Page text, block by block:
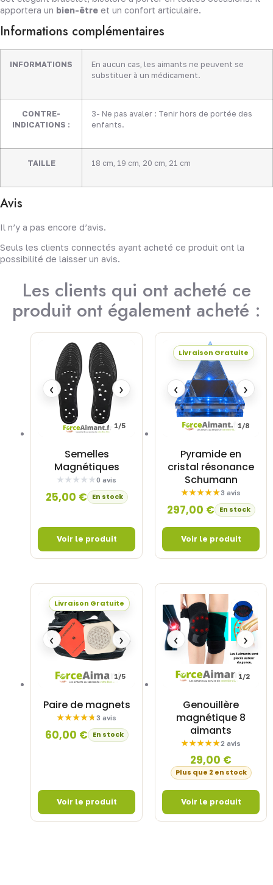
apportera un bien-être et un confort articulaire.
Informations complémentaires
INFORMATIONS
En aucun cas, les aimants ne peuvent se
substituer à un médicament.
CONTRE-
INDICATIONS :
3- Ne pas avaler : Tenir hors de portée des
enfants.
TAILLE 18 cm 19 cm 20 cm 21 cm
Avis
Il n’y a pas encore d’avis.
Seuls les clients connectés ayant acheté ce produit ont la
possibilité de laisser un avis.
Les clients qui ont acheté ce
produit ont également acheté :
Semelles
Magnétiques
0 avis
25,00 € En stock
‹ ›
1/5
Pyramide en
cristal résonance
Schumann
3 avis
297,00 € En stock
Livraison Gratuite
‹ ›
1/8
Paire de magnets
3 avis
60,00 € En stock
Livraison Gratuite
‹ ›
1/5
Genouillère
magnétique 8
aimants
2 avis
29,00 €
Plus que 2 en stock
‹ ›
1/2